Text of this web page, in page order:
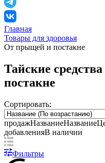
Главная
Товары для здоровья
От прыщей и постакне
Тайские
постакне
Сортировать:
продажНазваниеНазвание
добавленияВ наличии
Фильтры